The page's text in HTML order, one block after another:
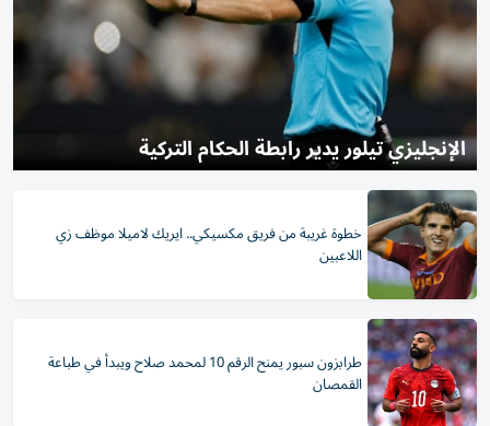
الإنجليزي تيلور يدير رابطة الحكام التركية
خطوة غريبة من فريق مكسيكي.. ايريك لاميلا موظف زي
اللاعبين
طرابزون سبور يمنح الرقم 10 لمحمد صلاح ويبدأ في طباعة
القمصان